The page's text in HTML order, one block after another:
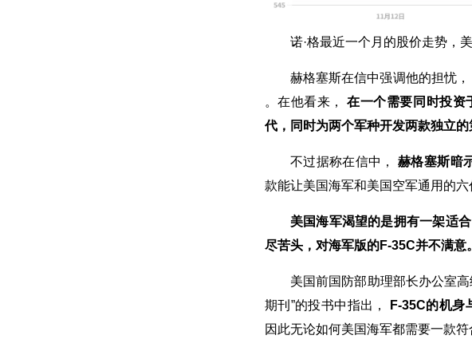
诺·格最近一个月的股价走势，
赫格塞斯在信中强调他的担忧，
。在他看来， 在一个需要同时投资
代，同时为两个军种开发两款独立的
不过据称在信中， 赫格塞斯暗
款能让美国海军和美国空军通用的
美国海军渴望的是拥有一架适
尽苦头，对海军版的F-35C并不满意。
美国前国防部助理部长办公室
期刊”的投书中指出，
F-35C的机身
因此无论如何美国海军都需要一款